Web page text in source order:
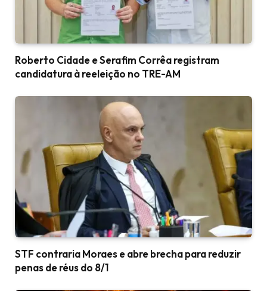
Roberto Cidade e Serafim Corrêa registram
candidatura à reeleição no TRE-AM
STF contraria Moraes e abre brecha para reduzir
penas de réus do 8/1